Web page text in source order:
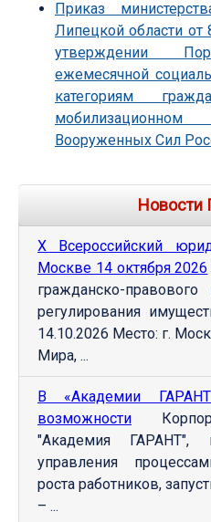
Приказ
Липецкой области
утверждении
ежемесячной
категориям
Вооруженных Сил
Новости
Х Всероссийский
Москве 14 октября 2026
гражданско-
регулирования
14.10.2026 Место: г.
Мира, ...
В «Академии
возможности
"Академия ГАРАНТ",
управления
роста работников,
– ...